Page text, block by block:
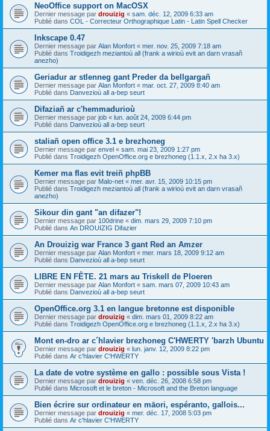
NeoOffice support on MacOSX
Dernier message par drouizig « sam. déc. 12, 2009 6:33 am
Publié dans COL - Correcteur Orthographique Latin - Latin Spell Checker
Inkscape 0.47
Dernier message par Alan Monfort « mer. nov. 25, 2009 7:18 am
Publié dans Troidigezh meziantoù all (frank a wirioù evit an darn vrasañ
anezho)
Geriadur ar stlenneg gant Preder da bellgargañ
Dernier message par Alan Monfort « mar. oct. 27, 2009 8:40 am
Publié dans Danvezioù all a-bep seurt
Difaziañ ar c'hemmadurioù
Dernier message par job « lun. août 24, 2009 6:44 pm
Publié dans Danvezioù all a-bep seurt
staliañ open office 3.1 e brezhoneg
Dernier message par envel « sam. mai 23, 2009 1:27 pm
Publié dans Troidigezh OpenOffice.org e brezhoneg (1.1.x, 2.x ha 3.x)
Kemer ma flas evit treiñ phpBB
Dernier message par Malo-net « mer. avr. 15, 2009 10:15 pm
Publié dans Troidigezh meziantoù all (frank a wirioù evit an darn vrasañ
anezho)
Sikour din gant "an difazer"!
Dernier message par 100drine « dim. mars 29, 2009 7:10 pm
Publié dans An DROUIZIG Difazier
An Drouizig war France 3 gant Red an Amzer
Dernier message par Alan Monfort « mer. mars 18, 2009 9:12 am
Publié dans Danvezioù all a-bep seurt
LIBRE EN FÊTE. 21 mars au Triskell de Ploeren
Dernier message par Alan Monfort « sam. mars 07, 2009 10:43 am
Publié dans Danvezioù all a-bep seurt
OpenOffice.org 3.1 en langue bretonne est disponible
Dernier message par drouizig « dim. mars 01, 2009 8:22 am
Publié dans Troidigezh OpenOffice.org e brezhoneg (1.1.x, 2.x ha 3.x)
Mont en-dro ar c´hlavier brezhoneg C'HWERTY 'barzh Ubuntu
Dernier message par drouizig « lun. janv. 12, 2009 8:22 pm
Publié dans Ar c'hlavier C'HWERTY
La date de votre système en gallo : possible sous Vista !
Dernier message par drouizig « ven. déc. 26, 2008 6:58 pm
Publié dans Microsoft et le breton - Microsoft and the Breton language
Bien écrire sur ordinateur en māori, espéranto, gallois...
Dernier message par drouizig « mer. déc. 17, 2008 5:03 pm
Publié dans Ar c'hlavier C'HWERTY